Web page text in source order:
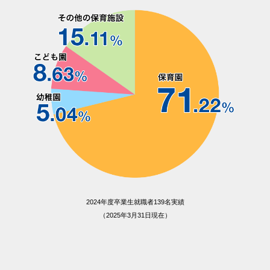
2024年度卒業生就職者139名実績
（2025年3月31日現在）